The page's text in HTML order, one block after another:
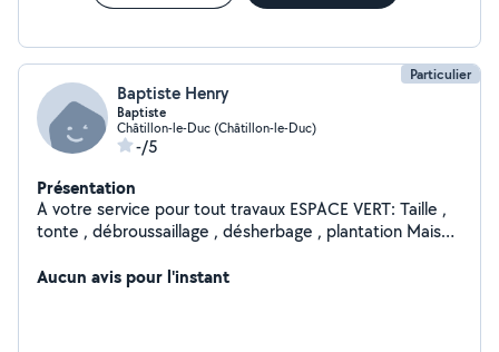
Particulier
Baptiste Henry
Baptiste
Châtillon-le-Duc (Châtillon-le-Duc)
-/5
Présentation
A votre service pour tout travaux ESPACE VERT: Taille ,
tonte , débroussaillage , désherbage , plantation Mais
, évacuation de déchets . N'hésitez pas à me contacter
Aucun avis pour l'instant